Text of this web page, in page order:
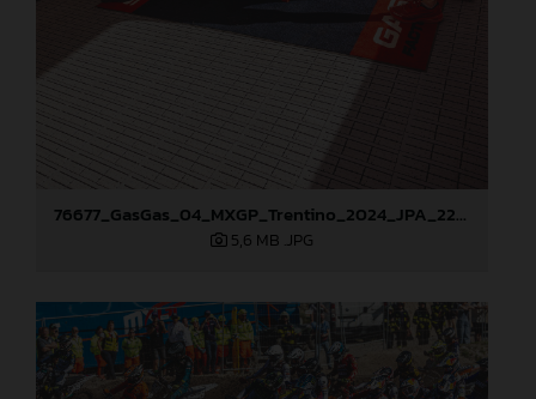
76677_GasGas_04_MXGP_Trentino_2024_JPA_22A2415
5,6 MB .JPG